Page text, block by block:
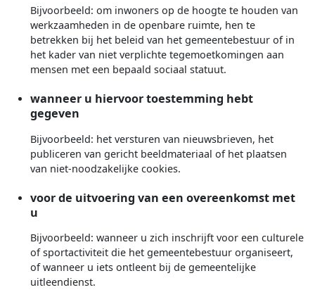
Bijvoorbeeld: om inwoners op de hoogte te houden van
werkzaamheden in de openbare ruimte, hen te
betrekken bij het beleid van het gemeentebestuur of in
het kader van niet verplichte tegemoetkomingen aan
mensen met een bepaald sociaal statuut.
wanneer u hiervoor toestemming hebt
gegeven
Bijvoorbeeld: het versturen van nieuwsbrieven, het
publiceren van gericht beeldmateriaal of het plaatsen
van niet-noodzakelijke cookies.
voor de uitvoering van een overeenkomst met
u
Bijvoorbeeld: wanneer u zich inschrijft voor een culturele
of sportactiviteit die het gemeentebestuur organiseert,
of wanneer u iets ontleent bij de gemeentelijke
uitleendienst.